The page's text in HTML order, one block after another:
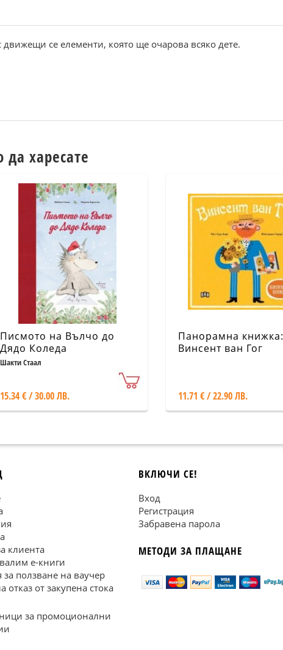
се елементи, която ще очарова всяко дете.
харесате
Писмото на Вълчо до
Дядо Коледа
Шакти Стаал
15.34 € / 30.00 ЛВ.
Панорамна книжка:
Винсент ван Гог
11.71 € / 22.90 ЛВ.
клиента
е-книги
за ползване на ваучер
отказ от закупена стока
за промоционални
ВКЛЮЧИ СЕ!
Вход
Регистрация
Забравена парола
МЕТОДИ ЗА ПЛАЩАНЕ